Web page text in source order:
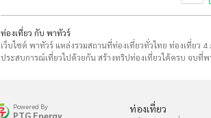
ท่องเที่ยว กับ พาทัวร์
เว็บไซต์ พาทัวร์ แหล่งรวมสถานที่ท่องเที่ยวทั่วไทย ท่องเที่ยว
ประสบการณ์เที่ยวไปด้วยกัน สร้างทริปท่องเที่ยวได้ครบ จบที่พ
Powered By
PTG Energy
ท่องเที่ยว